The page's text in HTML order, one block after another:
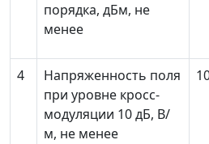
порядка, дБм, не
менее
4
Напряженность поля
при уровне кросс-
модуляции 10 дБ, В/
м, не менее